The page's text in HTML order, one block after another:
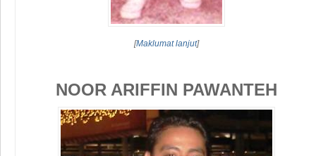
[Maklumat lanjut]
NOOR ARIFFIN PAWANTEH